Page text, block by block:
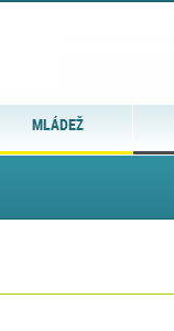
MLÁDEŽ